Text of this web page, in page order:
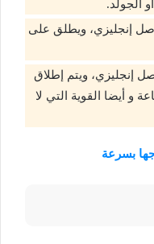
الجولد.
إنجليزي، ويطلق على
إنجليزي، ويتم إطلاق
و أيضا القوية التي لا
بسرعة